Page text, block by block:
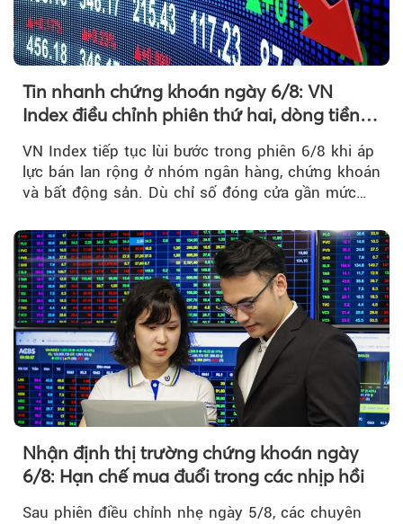
Tin nhanh chứng khoán ngày 6/8: VN
Index điều chỉnh phiên thứ hai, dòng tiền
VN Index tiếp tục lùi bước trong phiên 6/8 khi áp
lực bán lan rộng ở nhóm ngân hàng, chứng khoán
và bất động sản. Dù chỉ số đóng cửa gần mức
Nhận định thị trường chứng khoán ngày
6/8: Hạn chế mua đuổi trong các nhịp hồi
Sau phiên điều chỉnh nhẹ ngày 5/8, các chuyên